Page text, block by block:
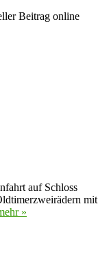
Beitrag online
auf Schloss
mit
»